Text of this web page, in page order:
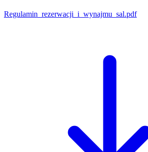
Regulamin_rezerwacji_i_wynajmu_sal.pdf